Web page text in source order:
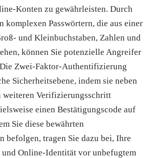
Konten zu gewährleisten. Durch
komplexen Passwörtern, die aus einer
und Kleinbuchstaben, Zahlen und
können Sie potenzielle Angreifer
Zwei-Faktor-Authentifizierung
Sicherheitsebene, indem sie neben
weiteren Verifizierungsschritt
einen Bestätigungscode auf
Sie diese bewährten
befolgen, tragen Sie dazu bei, Ihre
Online-Identität vor unbefugtem